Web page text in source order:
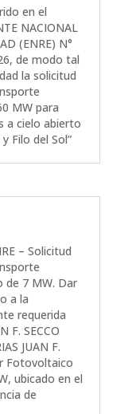
en el
NACIONAL
(ENRE) N°
de modo tal
la solicitud
MW para
a cielo abierto
Filo del Sol”
– Solicitud
de 7 MW. Dar
a la
requerida
F. SECCO
JUAN F.
Fotovoltaico
ubicado en el
de